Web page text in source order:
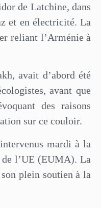
de Latchine, dans
et en électricité. La
reliant l’Arménie à
avait d’abord été
avant que
des raisons
sur ce couloir.
mardi à la
de l’UE (EUMA). La
plein soutien à la